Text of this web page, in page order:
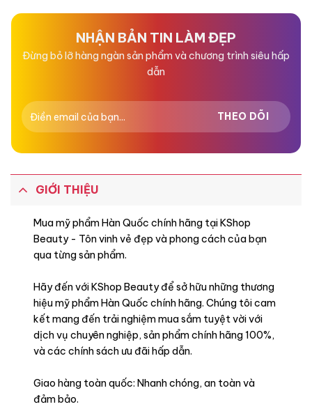
5
5
NHẬN BẢN TIN LÀM ĐẸP
Đừng bỏ lỡ hàng ngàn sản phẩm và chương trình siêu hấp
dẫn
GIỚI THIỆU
Mua mỹ phẩm Hàn Quốc chính hãng tại KShop
Beauty - Tôn vinh vẻ đẹp và phong cách của bạn
qua từng sản phẩm.
Hãy đến với KShop Beauty để sở hữu những thương
hiệu mỹ phẩm Hàn Quốc chính hãng. Chúng tôi cam
kết mang đến trải nghiệm mua sắm tuyệt vời với
dịch vụ chuyên nghiệp, sản phẩm chính hãng 100%,
và các chính sách ưu đãi hấp dẫn.
Giao hàng toàn quốc: Nhanh chóng, an toàn và
đảm bảo.